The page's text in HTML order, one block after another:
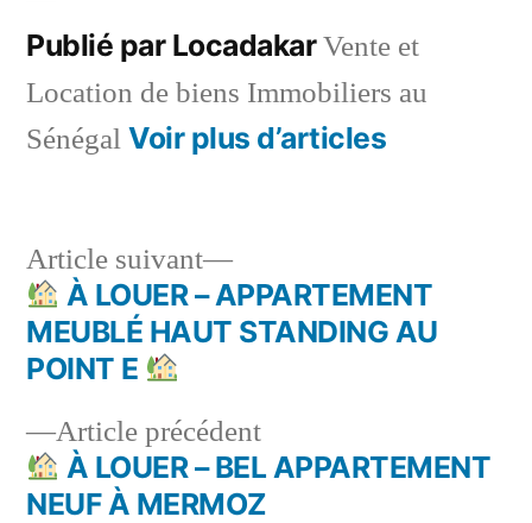
Publié par LocadakarVente et
Location de biens Immobiliers au
Sénégal Voir plus d’articles
Navigation
de
l’article
Article précédentArticle
précédent :
À LOUER – BEL APPARTEMENT
NEUF À MERMOZ
Article suivant
Article
suivant :
À LOUER – APPARTEMENT
MEUBLÉ HAUT STANDING AU
POINT E